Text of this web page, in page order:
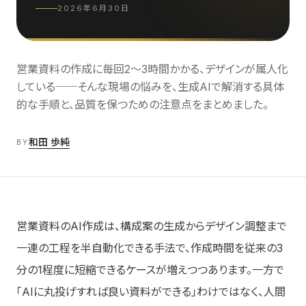
Rental
06Labs AI/DX解説
07About 会社情報
2026年6月30日
営業資料の作成に毎回2〜3時間かかる、デザインが属人化
している──そんな現場の悩みを、生成AIで解消する具体
的な手順と、品質を保つための注意点をまとめました。
BY和田 歩純
営業資料のAI作成は、構成案の生成からデザイン調整まで
一連の工程を半自動化できる手法で、作成時間を従来の3
分の1程度に短縮できるケースが増えつつあります。一方で
「AIに丸投げすれば良い資料ができる」わけではなく、人間